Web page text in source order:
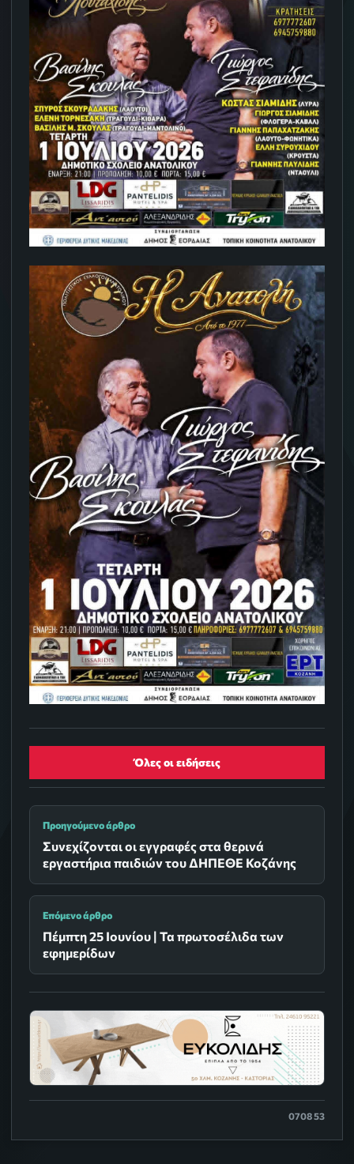
Όλες οι ειδήσεις
Προηγούμενο άρθρο
Συνεχίζονται οι εγγραφές στα θερινά
εργαστήρια παιδιών του ΔΗΠΕΘΕ Κοζάνης
Επόμενο άρθρο
Πέμπτη 25 Ιουνίου | Τα πρωτοσέλιδα των
εφημερίδων
0708 53